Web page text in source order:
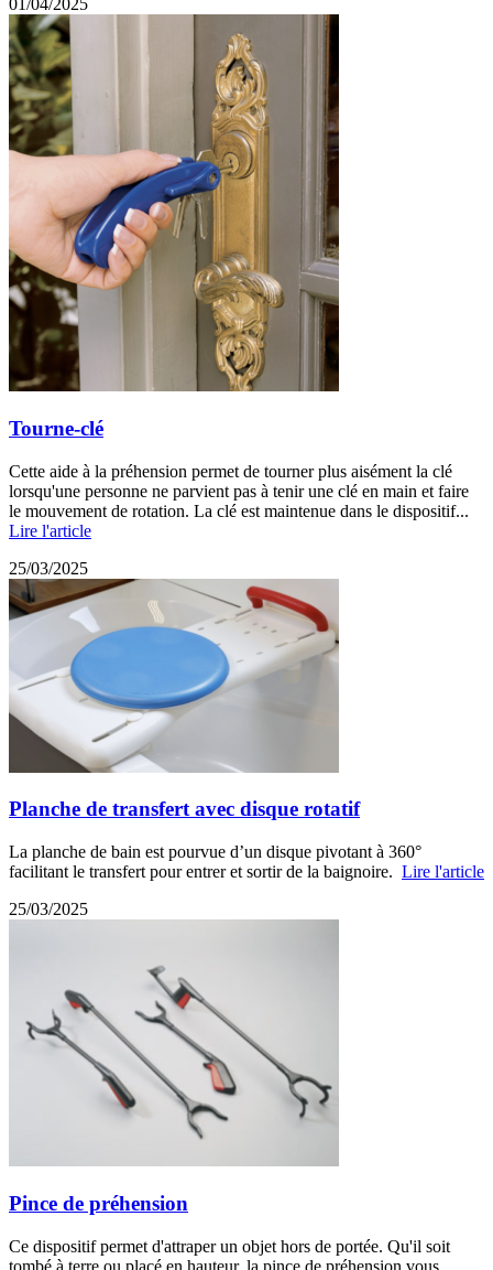
01/04/2025
Tourne-clé
Cette aide à la préhension permet de tourner plus aisément la clé
lorsqu'une personne ne parvient pas à tenir une clé en main et faire
le mouvement de rotation. La clé est maintenue dans le dispositif...
Lire l'article
25/03/2025
Planche de transfert avec disque rotatif
La planche de bain est pourvue d’un disque pivotant à 360°
facilitant le transfert pour entrer et sortir de la baignoire. Lire l'article
25/03/2025
Pince de préhension
Ce dispositif permet d'attraper un objet hors de portée. Qu'il soit
tombé à terre ou placé en hauteur, la pince de préhension vous